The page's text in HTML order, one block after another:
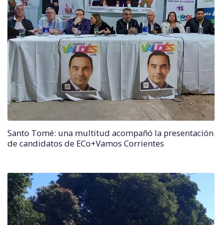
Santo Tomé: una multitud acompañó la presentación
de candidatos de ECo+Vamos Corrientes